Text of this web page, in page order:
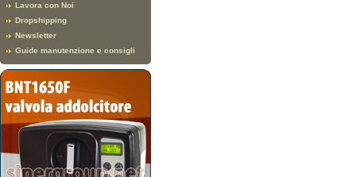
Lavora con Noi
Dropshipping
Newsletter
Guide manutenzione e consigli